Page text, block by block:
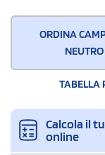
ORDINA
NEUTRO
TABELLA
Calcola il
online